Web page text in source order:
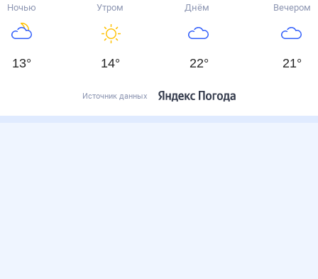
Ночью
13°
Утром
14°
Днём
22°
Вечером
21°
Источник данных